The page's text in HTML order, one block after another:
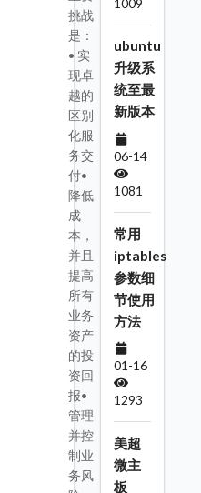
挑战
是：
• 实
现卓
越的
区别
化服
务交
付•
降低
成
本，
并且
提高
所有
业务
资产
的投
资回
报•
管理
并控
制业
务风
ubuntu
升级系
统至最
新版本
06-14
1081
常用
iptables
参数细
节使用
方法
01-16
1293
美超
微主
板